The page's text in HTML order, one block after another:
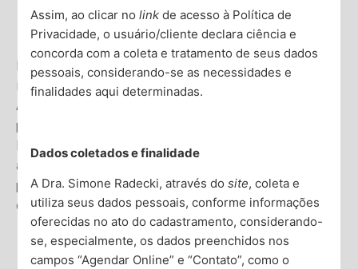
Identificando a Necessidade
Em primeiro lugar, é crucial identificar os sinais que
indicam a necessidade de consultar um psiquiatra.
Alterações significativas no humor, comportamento, ou
pensamentos que impactam sua vida diária são alertas.
Portanto, se você está enfrentando tristeza profunda,
ansiedade excessiva, dificuldades com substâncias, ou
pensamentos intrusivos que afetam sua rotina, é hora de
considerar ajuda profissional.
O Papel do Psiquiatra
Assim, ao clicar nolinkde acesso à Política de
Privacidade, o usuário/cliente declara ciência e
concorda com a coleta e tratamento de seus dados
pessoais, considerando-se as necessidades e
finalidades aqui determinadas.
Dados coletados e finalidade
A Dra. Simone Radecki, através dosite, coleta e
utiliza seus dados pessoais, conforme informações
oferecidas no ato do cadastramento, considerando-
se, especialmente, os dados preenchidos nos
campos “Agendar Online” e “Contato”, como o